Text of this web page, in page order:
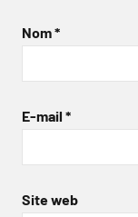
Nom*
E-mail *
Site web